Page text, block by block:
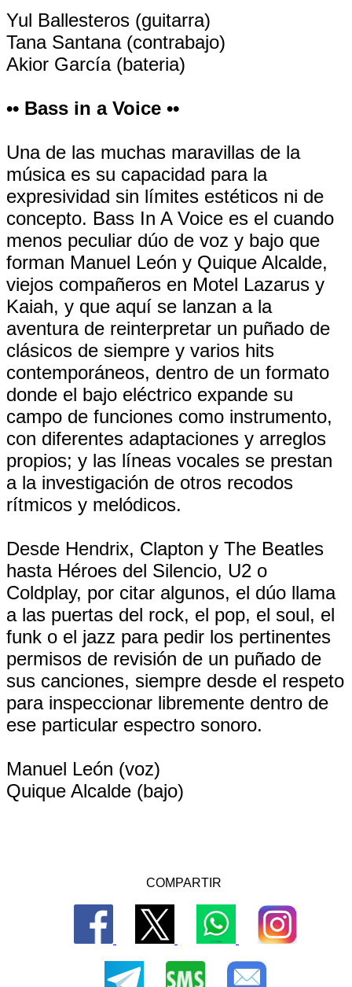
Yul Ballesteros (guitarra)
Tana Santana (contrabajo)
Akior García (bateria)
•• Bass in a Voice ••
Una de las muchas maravillas de la
música es su capacidad para la
expresividad sin límites estéticos ni de
concepto. Bass In A Voice es el cuando
menos peculiar dúo de voz y bajo que
forman Manuel León y Quique Alcalde,
viejos compañeros en Motel Lazarus y
Kaiah, y que aquí se lanzan a la
aventura de reinterpretar un puñado de
clásicos de siempre y varios hits
contemporáneos, dentro de un formato
donde el bajo eléctrico expande su
campo de funciones como instrumento,
con diferentes adaptaciones y arreglos
propios; y las líneas vocales se prestan
a la investigación de otros recodos
rítmicos y melódicos.
Desde Hendrix, Clapton y The Beatles
hasta Héroes del Silencio, U2 o
Coldplay, por citar algunos, el dúo llama
a las puertas del rock, el pop, el soul, el
funk o el jazz para pedir los pertinentes
permisos de revisión de un puñado de
sus canciones, siempre desde el respeto
para inspeccionar libremente dentro de
ese particular espectro sonoro.
Manuel León (voz)
Quique Alcalde (bajo)
COMPARTIR